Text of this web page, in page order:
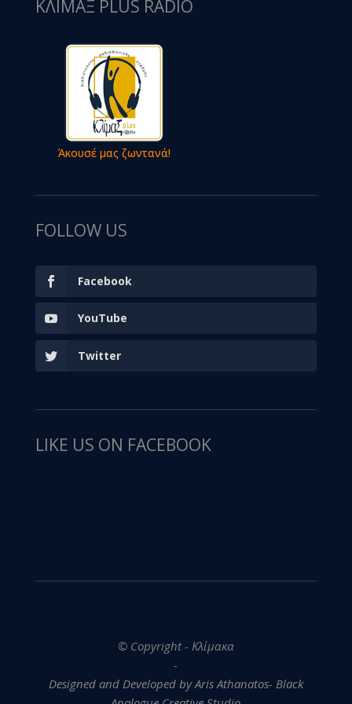
ΚΛΙΜΑΞ PLUS RADIO
Άκουσέ μας ζωντανά!
FOLLOW US
Facebook
YouTube
Twitter
LIKE US ON FACEBOOK
© Copyright - Κλίμακα
-
Designed and Developed by Aris Athanatos- Black